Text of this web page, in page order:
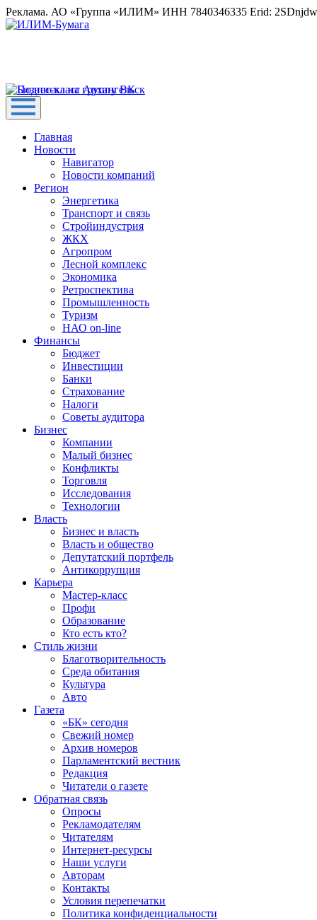
Реклама. АО «Группа «ИЛИМ» ИНН 7840346335 Erid:
Главная
Новости
Навигатор
Новости компаний
Регион
Энергетика
Транспорт и связь
Стройиндустрия
ЖКХ
Агропром
Лесной комплекс
Экономика
Ретроспектива
Промышленность
Туризм
НАО on-line
Финансы
Бюджет
Инвестиции
Банки
Страхование
Налоги
Советы аудитора
Бизнес
Компании
Малый бизнес
Конфликты
Торговля
Исследования
Технологии
Власть
Бизнес и власть
Власть и общество
Депутатский портфель
Антикоррупция
Карьера
Мастер-класс
Профи
Образование
Кто есть кто?
Стиль жизни
Благотворительность
Среда обитания
Культура
Авто
Газета
«БК» сегодня
Свежий номер
Архив номеров
Парламентский вестник
Редакция
Читатели о газете
Обратная связь
Опросы
Рекламодателям
Читателям
Интернет-ресурсы
Наши услуги
Авторам
Контакты
Условия перепечатки
Политика конфиденциальности